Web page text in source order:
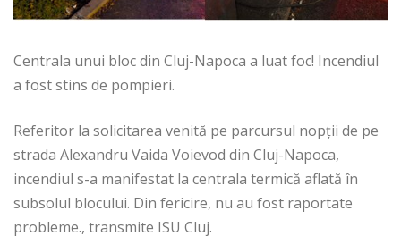
Centrala unui bloc din Cluj-Napoca a luat foc! Incendiul
a fost stins de pompieri.
Referitor la solicitarea venită pe parcursul nopții de pe
strada Alexandru Vaida Voievod din Cluj-Napoca,
incendiul s-a manifestat la centrala termică aflată în
subsolul blocului. Din fericire, nu au fost raportate
probleme., transmite ISU Cluj.